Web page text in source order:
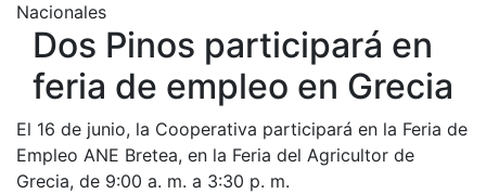
Nacionales
Dos Pinos participará en
feria de empleo en Grecia
El 16 de junio, la Cooperativa participará en la Feria de
Empleo ANE Bretea, en la Feria del Agricultor de
Grecia, de 9:00 a. m. a 3:30 p. m.